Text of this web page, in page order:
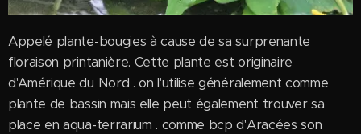
Appelé plante-bougies à cause de sa surprenante
floraison printanière. Cette plante est originaire
d'Amérique du Nord . on l'utilise généralement comme
plante de bassin mais elle peut également trouver sa
place en aqua-terrarium . comme bcp d'Aracées son